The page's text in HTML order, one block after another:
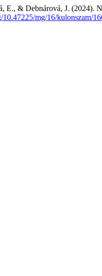
E., & Debnárová, J. (2024).
10.47225/mg/16/kulonszam/